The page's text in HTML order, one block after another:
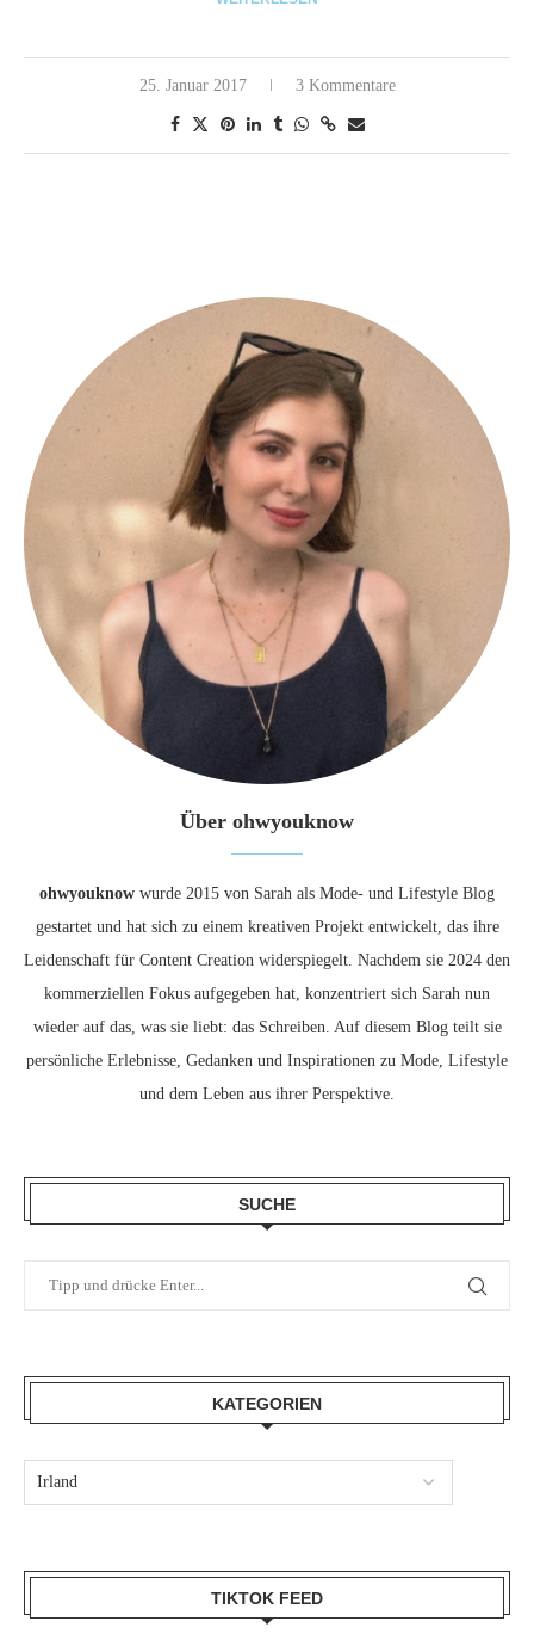
25. Januar 2017 3 Kommentare
Über ohwyouknow
ohwyouknow wurde 2015 von Sarah als Mode- und Lifestyle Blog
gestartet und hat sich zu einem kreativen Projekt entwickelt, das ihre
Leidenschaft für Content Creation widerspiegelt. Nachdem sie 2024 den
kommerziellen Fokus aufgegeben hat, konzentriert sich Sarah nun
wieder auf das, was sie liebt: das Schreiben. Auf diesem Blog teilt sie
persönliche Erlebnisse, Gedanken und Inspirationen zu Mode, Lifestyle
und dem Leben aus ihrer Perspektive.
SUCHE
KATEGORIEN
TIKTOK FEED